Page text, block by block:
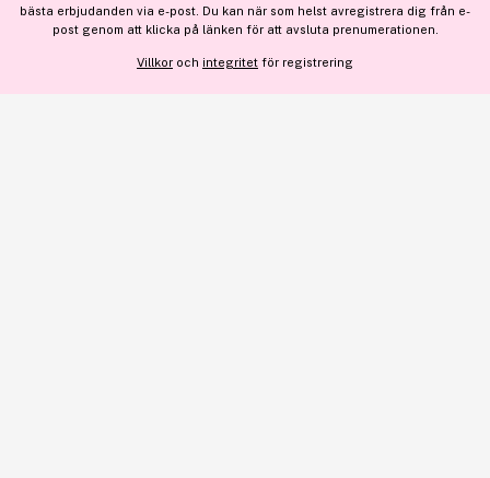
VISA DETALJER
här.
bästa erbjudanden via e-post. Du kan när som helst avregistrera dig från e-
post genom att klicka på länken för att avsluta prenumerationen.
Villkor och integritet för registrering